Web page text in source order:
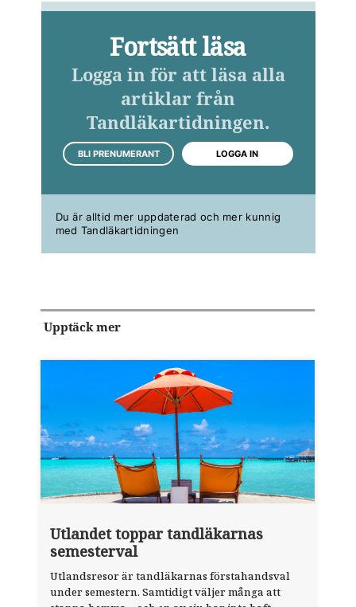
Fortsätt läsa
Logga in för att läsa alla
artiklar från
Tandläkartidningen.
BLI PRENUMERANT LOGGA IN
Du är alltid mer uppdaterad och mer kunnig
med Tandläkartidningen
Upptäck mer
Utlandet toppar tandläkarnas
semesterval
Utlandsresor är tandläkarnas förstahandsval
under semestern. Samtidigt väljer många att